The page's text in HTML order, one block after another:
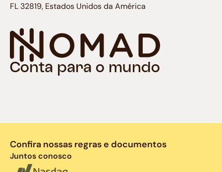
Conta para o mundo
FL 32819, Estados Unidos da América
Confira nossas regras e documentos
Juntos conosco